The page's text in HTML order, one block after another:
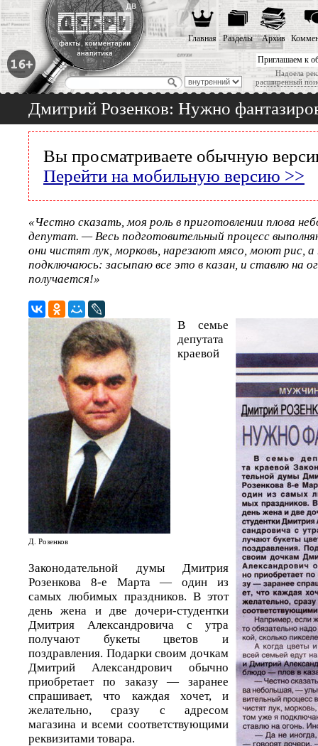
Приглашаем к
Надоела
расширенный
Главная Разделы Архив
Дмитрий Розенков: Нужно
Вы просматриваете обычную
Перейти на мобильную версию >>
«Честно сказать, моя роль в приготовлении плова
депутат. — Весь подготовительный процесс
они чистят лук, морковь, нарезают мясо, моют рис,
подключаюсь: засыпаю все это в казан, и ставлю на
получается!»
Д. Розенков
В семье
депутата
краевой
Законодательной думы Дмитрия
Розенкова 8-е Марта — один из
самых любимых праздников. В этот
день жена и две дочери-студентки
Дмитрия Александровича с утра
получают букеты цветов и
поздравления. Подарки своим дочкам
Дмитрий Александрович обычно
приобретает по заказу — заранее
спрашивает, что каждая хочет, и
желательно, сразу с адресом
магазина и всеми соответствующими
реквизитами товара.